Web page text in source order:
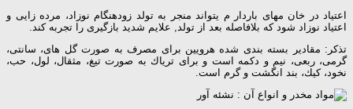
اعتیاد در خان مهای باردار م یتواند منجر به تولد زودهنگام نوزاد، مرده زایی و
اعتیاد نوزاد شود كه بلافاصله بعد از تولد, علایم شدید بازگیری را تجربه كند.
تذكر: مقادیر بسته بندی شده هرویین برای مصرف به صورت گل های، سانتی،
گرمی، ربعی، نیم و دكمه است و برای تریاك به صورت تیغ، مثقال، لول، حب،
نخود، كیك، بند انگشت و گرم است.